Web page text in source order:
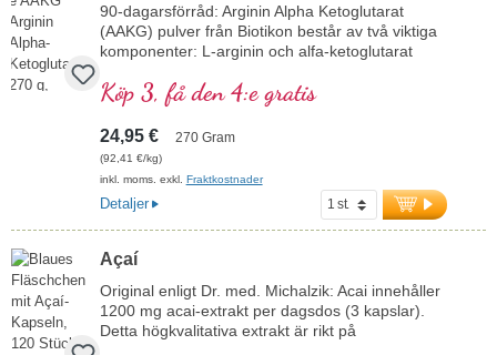
90-dagarsförråd: Arginin Alpha Ketoglutarat
(AAKG) pulver från Biotikon består av två viktiga
komponenter: L-arginin och alfa-ketoglutarat
med varierande sammansättning av de två
ämnena. Biotikon erbjuder det högkoncentrerade
arginin-AKG i det optimala 1:1-förhållandet, det
vill säga 50 % arginin och fulla 50 % AKG. Alfa-
ketoglutarat (AKG) är en värdefull aktiv substans
som spelar en central roll i energimetabolismen.
Denna speciella form av L-arginin uppskattas
också inom idrottsområdet. Arginin är i
kombination med AKG särskilt biotillgängligt. Fritt
från alla tillsatser och förpackat med en
aluminiumfri försegling erbjuder det en
högkvalitativ källa till aminosyran arginin.
Tillverkat i Tyskland enligt högsta
Köp 3, få den 4:e gratis
24,95 € 270 Gram
(92,41 €/kg)
inkl. moms. exkl. Fraktkostnader
Detaljer
Açaí
Original enligt Dr. med. Michalzik: Acai innehåller
1200 mg acai-extrakt per dagsdos (3 kapslar).
Detta högkvalitativa extrakt är rikt på